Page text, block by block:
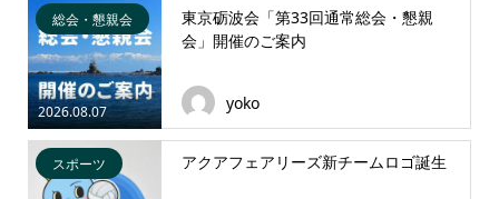
2026.08.07
総会・懇親会
東京砺波会「第33回通常総会・懇親
会」開催のご案内
yoko
スポーツ アクアフェアリーズ新チームロゴ誕生